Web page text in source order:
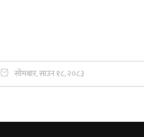
सोमबार, साउन १८, २०८३